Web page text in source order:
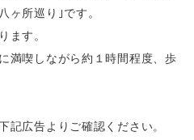
ヶ所巡り｣です。
ます。
満喫しながら約１時間程度、歩
記広告よりご確認ください。